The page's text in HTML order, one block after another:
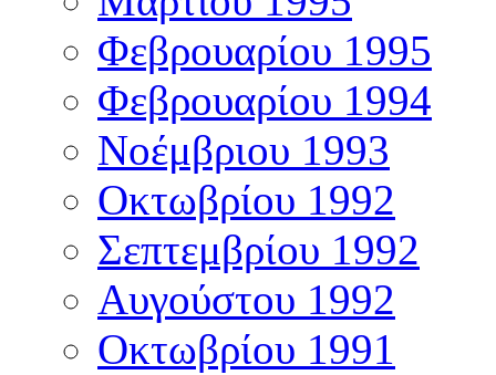
Φεβρουαρίου 1995
Φεβρουαρίου 1994
Νοέμβριου 1993
Οκτωβρίου 1992
Σεπτεμβρίου 1992
Αυγούστου 1992
Οκτωβρίου 1991